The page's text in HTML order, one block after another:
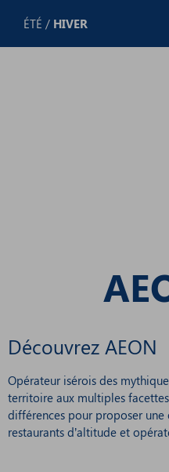
ÉTÉ / HIVER
Découvrez AEON
Opérateur isérois des
territoire aux multiples facettes
différences pour proposer
restaurants d’altitude et